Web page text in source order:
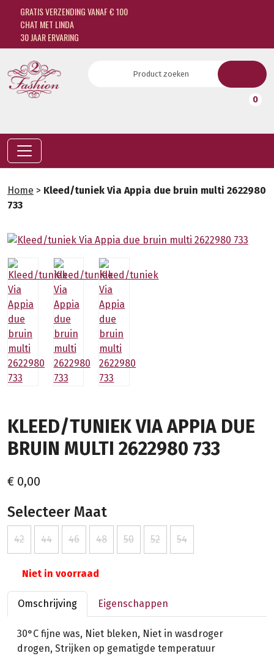
GRATIS VERZENDING VANAF € 100
CHAT MET LINDA
30 JAAR ERVARING
0
Home > Kleed/tuniek Via Appia due bruin multi 2622980
733
KLEED/TUNIEK VIA APPIA DUE
BRUIN MULTI 2622980 733
€ 0,00
Selecteer Maat
42 44 46 48 50 52 54
Niet in voorraad
Omschrijving Eigenschappen
30°C fijne was, Niet bleken, Niet in wasdroger
drogen, Strijken op gematigde temperatuur